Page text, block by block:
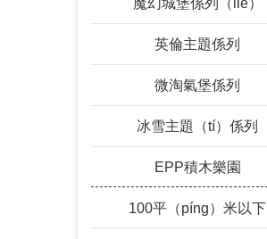
英倫主題係列
微淘氣堡係列
冰雪主題（tí）係列
EPP積木樂園
100平（píng）米以下